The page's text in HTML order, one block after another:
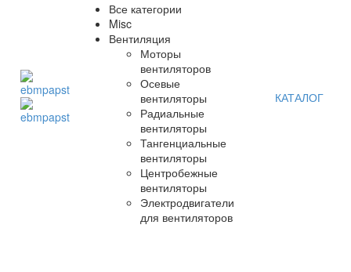
Все категории
Misc
Вентиляция
Моторы
вентиляторов
Осевые
вентиляторы
Радиальные
вентиляторы
Тангенциальные
вентиляторы
Центробежные
вентиляторы
Электродвигатели
для вентиляторов
КАТАЛОГ